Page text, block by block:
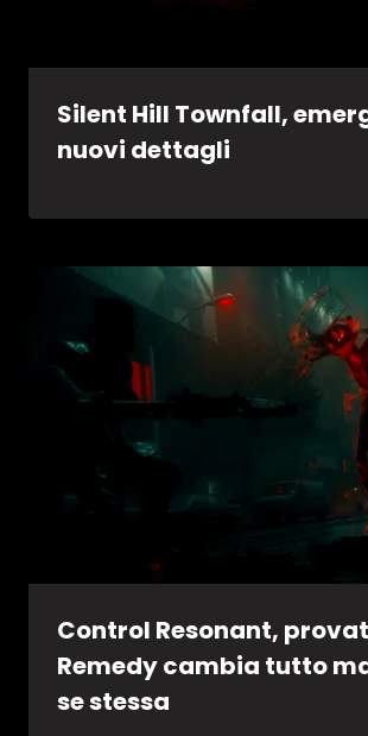
Silent Hill Townfall,
nuovi dettagli
Control Resonant,
Remedy cambia tutto
se stessa